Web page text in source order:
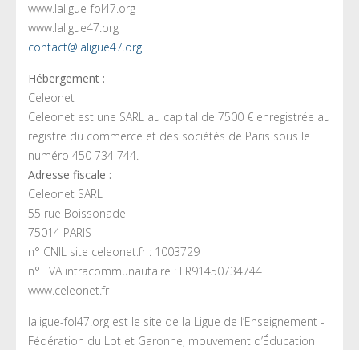
www.laligue-fol47.org
www.laligue47.org
contact@laligue47.org
Hébergement :
Celeonet
Celeonet est une SARL au capital de 7500 € enregistrée au
registre du commerce et des sociétés de Paris sous le
numéro 450 734 744.
Adresse fiscale :
Celeonet SARL
55 rue Boissonade
75014 PARIS
n° CNIL site celeonet.fr : 1003729
n° TVA intracommunautaire : FR91450734744
www.celeonet.fr
laligue-fol47.org est le site de la Ligue de l’Enseignement -
Fédération du Lot et Garonne, mouvement d’Éducation